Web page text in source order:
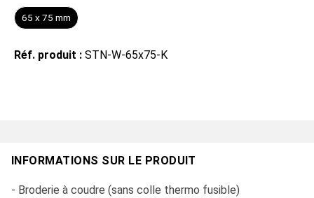
65 x 75 mm
Réf. produit : STN-W-65x75-K
INFORMATIONS SUR LE PRODUIT
- Broderie à coudre (sans colle thermo fusible)